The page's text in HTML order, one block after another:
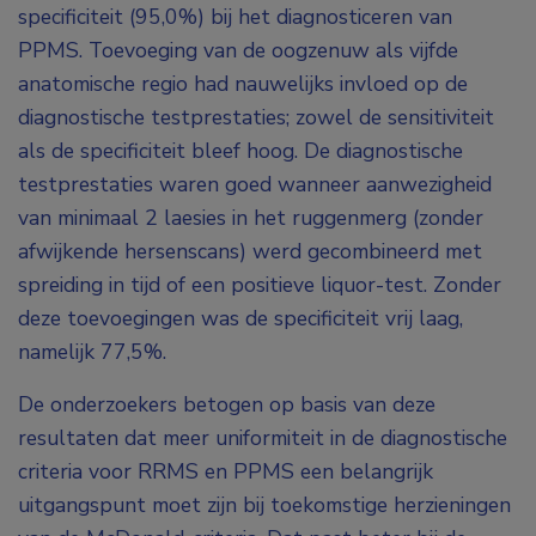
specificiteit (95,0%) bij het diagnosticeren van
PPMS. Toevoeging van de oogzenuw als vijfde
anatomische regio had nauwelijks invloed op de
diagnostische testprestaties; zowel de sensitiviteit
als de specificiteit bleef hoog. De diagnostische
testprestaties waren goed wanneer aanwezigheid
van minimaal 2 laesies in het ruggenmerg (zonder
afwijkende hersenscans) werd gecombineerd met
spreiding in tijd of een positieve liquor-test. Zonder
deze toevoegingen was de specificiteit vrij laag,
namelijk 77,5%.
De onderzoekers betogen op basis van deze
resultaten dat meer uniformiteit in de diagnostische
criteria voor RRMS en PPMS een belangrijk
uitgangspunt moet zijn bij toekomstige herzieningen